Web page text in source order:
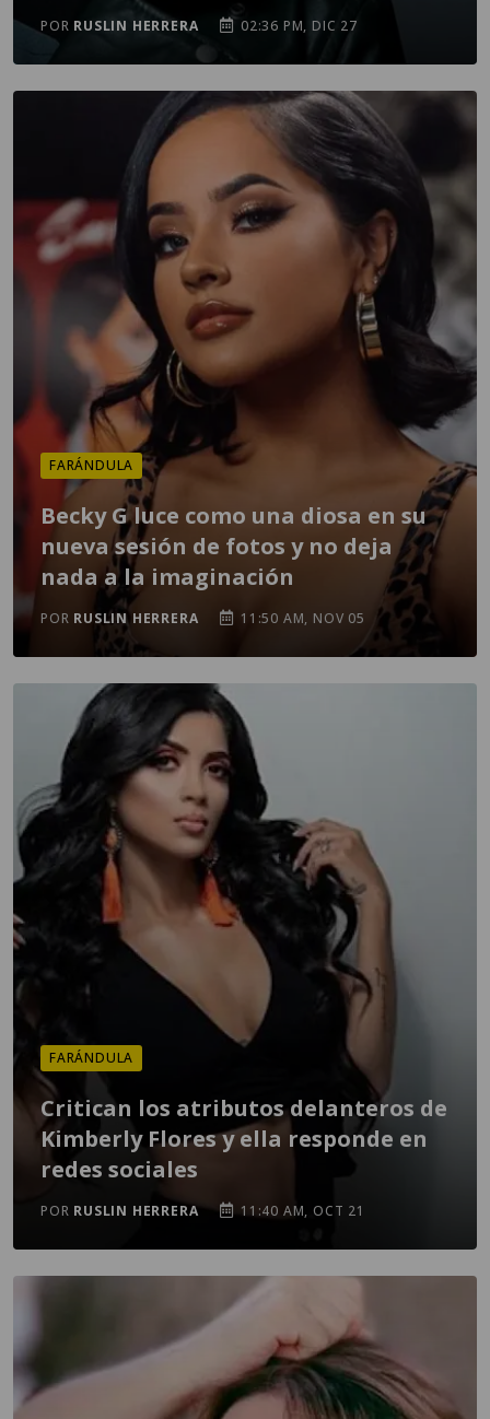
POR RUSLIN HERRERA 02:36 PM, DIC 27
FARÁNDULA
Becky G luce como una diosa en su
nueva sesión de fotos y no deja
nada a la imaginación
POR RUSLIN HERRERA 11:50 AM, NOV 05
FARÁNDULA
Critican los atributos delanteros de
Kimberly Flores y ella responde en
redes sociales
POR RUSLIN HERRERA 11:40 AM, OCT 21